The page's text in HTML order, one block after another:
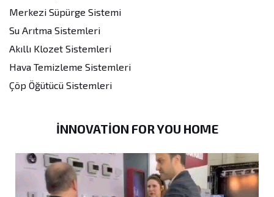
Merkezi Süpürge Sistemi
Su Arıtma Sistemleri
Akıllı Klozet Sistemleri
Hava Temizleme Sistemleri
Çöp Öğütücü Sistemleri
INNOVATION FOR YOU HOME